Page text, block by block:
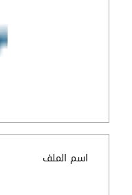
اسم الملف